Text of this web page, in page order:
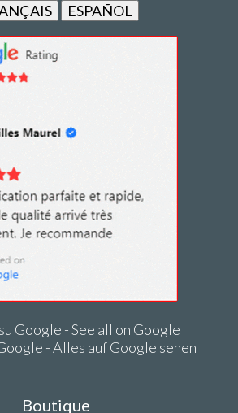
ESPAÑOL
Google - See all on Google
- Alles auf Google sehen
Boutique